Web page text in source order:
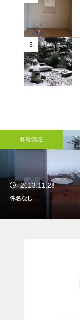
3
和敬清寂
2013.11.28
件名なし